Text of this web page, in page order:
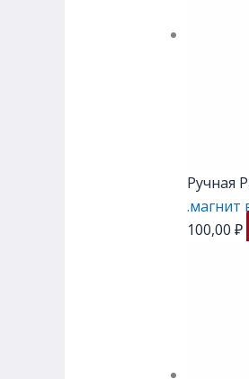
Ручная
.магнит
100,00 ₽